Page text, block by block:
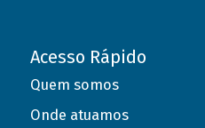
Acesso Rápido
Quem somos
Onde atuamos